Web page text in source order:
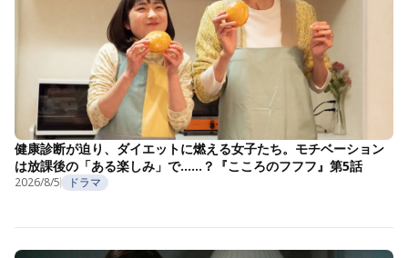
健康診断が迫り、ダイエットに燃える女子たち。モチベーション
は放課後の「ある楽しみ」で……？『こころのフフフ』第5話
2026/8/5 ドラマ